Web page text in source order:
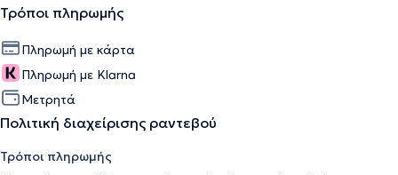
Τρόποι πληρωμής
Πληρωμή με κάρτα
Πληρωμή με Klarna
Μετρητά
Πολιτική διαχείρισης ραντεβού
Τρόποι πληρωμής